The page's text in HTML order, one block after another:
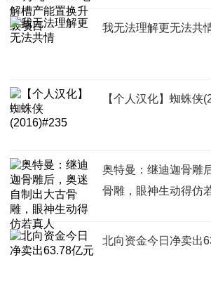
我无法理解更无法共
【个人汉化】蜘蛛侠
奥特曼：继迪迦骨雕
骨雕，眼神生动得仿
北向资金今日净卖出